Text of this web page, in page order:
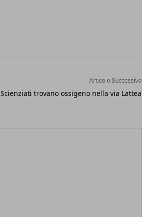
Articolo Successivo
Scienziati trovano ossigeno nella via Lattea